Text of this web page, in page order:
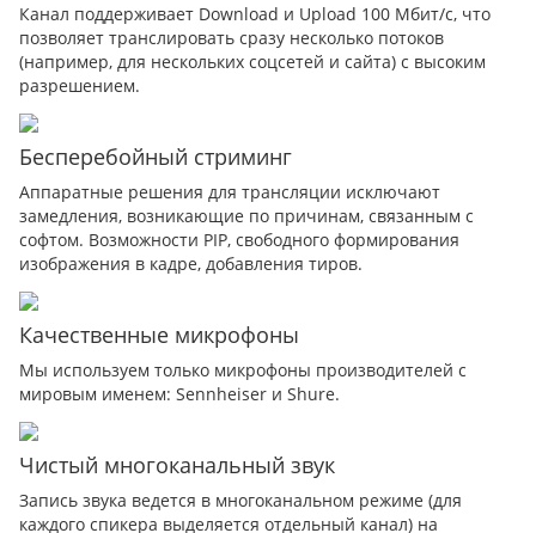
Канал поддерживает Download и Upload 100 Мбит/с, что
позволяет транслировать сразу несколько потоков
(например, для нескольких соцсетей и сайта) с высоким
разрешением.
Бесперебойный стриминг
Аппаратные решения для трансляции исключают
замедления, возникающие по причинам, связанным с
софтом. Возможности PIP, свободного формирования
изображения в кадре, добавления тиров.
Качественные микрофоны
Мы используем только микрофоны производителей с
мировым именем: Sennheiser и Shure.
Чистый многоканальный звук
Запись звука ведется в многоканальном режиме (для
каждого спикера выделяется отдельный канал) на